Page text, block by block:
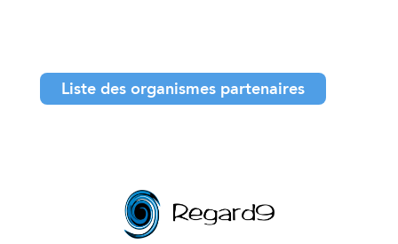
Liste des organismes partenaires